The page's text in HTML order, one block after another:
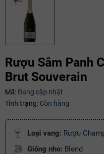
Rượu Sâm Panh
Brut Souverain
Mã:Đang cập nhật
Tình trạng: Còn hàng
Loại vang: Rượu
Giống nho: Blend
Mã giảm giá:
Ngày hết hạn:
Copy mã và nhập mã ở trang